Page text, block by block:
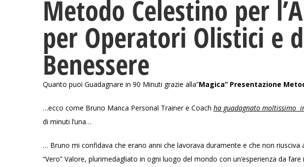
Metodo Celestino per
per Operatori Olistici e
Benessere
Quanto puoi Guadagnare in 90 Minuti grazie alla”Magica” Presentazione
…ecco come Bruno Manca Personal Trainer e Coach ha guadagnato moltissimo
di minuti l’una…
… Bruno mi confidava che erano anni che lavorava duramente e che non riusciva
“Vero” Valore, plurimedagliato in ogni luogo del mondo con un’esperienza da